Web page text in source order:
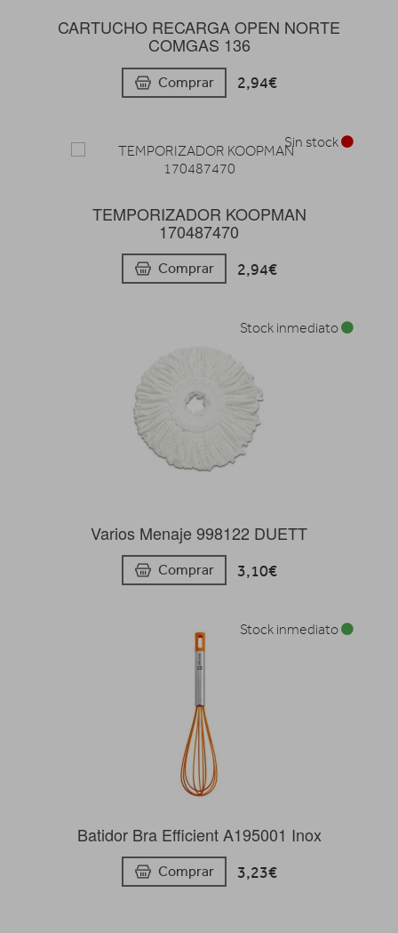
CARTUCHO RECARGA OPEN NORTE
COMGAS 136
Comprar 2,94€
TEMPORIZADOR KOOPMAN
170487470
Comprar 2,94€
Sin stock
Varios Menaje 998122 DUETT
Comprar 3,10€
Stock inmediato
Batidor Bra Efficient A195001 Inox
Comprar 3,23€
Stock inmediato